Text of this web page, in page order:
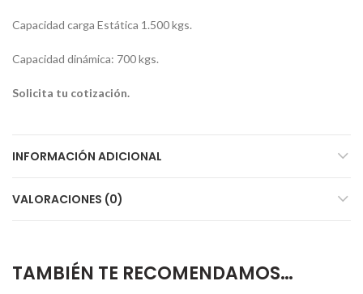
Capacidad carga Estática 1.500 kgs.
Capacidad dinámica: 700 kgs.
Solicita tu cotización.
INFORMACIÓN ADICIONAL
VALORACIONES (0)
TAMBIÉN TE RECOMENDAMOS…